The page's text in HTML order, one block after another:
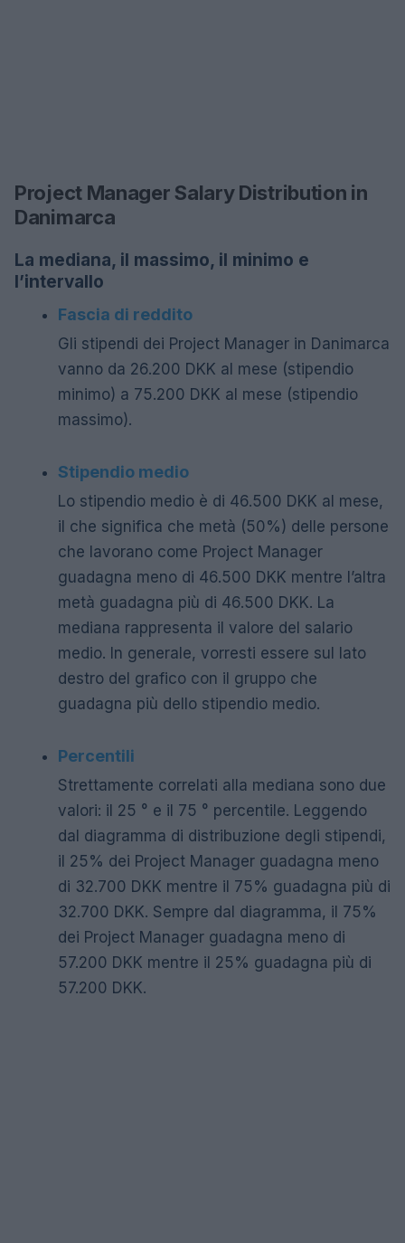
Project Manager Salary Distribution in
Danimarca
La mediana, il massimo, il minimo e
l’intervallo
Fascia di reddito
Gli stipendi dei Project Manager in Danimarca
vanno da 26.200 DKK al mese (stipendio
minimo) a 75.200 DKK al mese (stipendio
massimo).
Stipendio medio
Lo stipendio medio è di 46.500 DKK al mese,
il che significa che metà (50%) delle persone
che lavorano come Project Manager
guadagna meno di 46.500 DKK mentre l’altra
metà guadagna più di 46.500 DKK. La
mediana rappresenta il valore del salario
medio. In generale, vorresti essere sul lato
destro del grafico con il gruppo che
guadagna più dello stipendio medio.
Percentili
Strettamente correlati alla mediana sono due
valori: il 25 ° e il 75 ° percentile. Leggendo
dal diagramma di distribuzione degli stipendi,
il 25% dei Project Manager guadagna meno
di 32.700 DKK mentre il 75% guadagna più di
32.700 DKK. Sempre dal diagramma, il 75%
dei Project Manager guadagna meno di
57.200 DKK mentre il 25% guadagna più di
57.200 DKK.